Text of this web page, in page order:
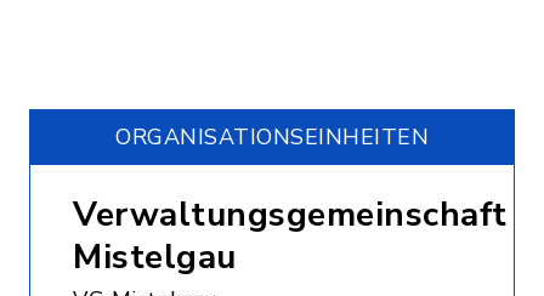
ORGANISATIONS­EINHEITEN
Verwaltungsgemeinschaft
Mistelgau